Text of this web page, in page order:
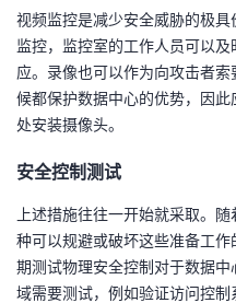
视频监控是减少安全威胁的极
监控，监控室的工作人员可以
应。录像也可以作为向攻击者
候都保护数据中心的优势，因
处安装摄像头。
安全控制测试
上述措施往往一开始就采取。
种可以规避或破坏这些准备工
期测试物理安全控制对于数据
域需要测试，例如验证访问控